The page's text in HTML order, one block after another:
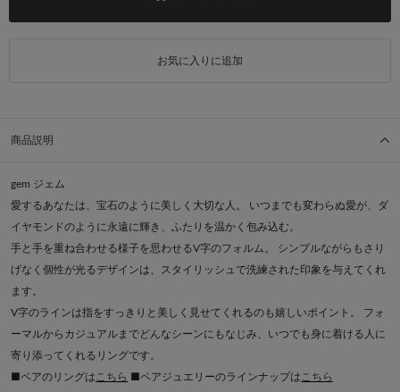
お気に入りに追加
商品説明
gem ジェム
愛するあなたは、宝石のように美しく大切な人。 いつまでも変わらぬ愛が、ダ
イヤモンドのように永遠に輝き、ふたりを温かく包み込む。
手と手を重ね合わせる様子を思わせるV字のフォルム。 シンプルながらもさり
げなく個性が光るデザインは、スタイリッシュで洗練された印象を与えてくれ
ます。
V字のラインは指をすっきりと美しく見せてくれるのも嬉しいポイント。 フォ
ーマルからカジュアルまでどんなシーンにもなじみ、いつでも身に着ける人に
寄り添ってくれるリングです。
■ペアのリングは こちら ■ペアジュエリーのラインナップは こちら